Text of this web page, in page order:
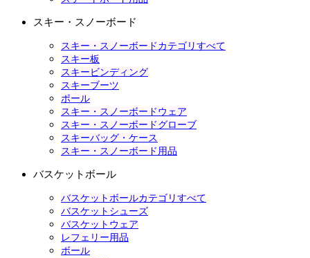
スキー・スノーボード
スキー・スノーボードカテゴリすべて
スキー板
スキービンディング
スキーブーツ
ポール
スキー・スノーボードウェア
スキー・スノーボードグローブ
スキーバッグ・ケース
スキー・スノーボード用品
バスケットボール
バスケットボールカテゴリすべて
バスケットシューズ
バスケットウェア
レフェリー用品
ボール